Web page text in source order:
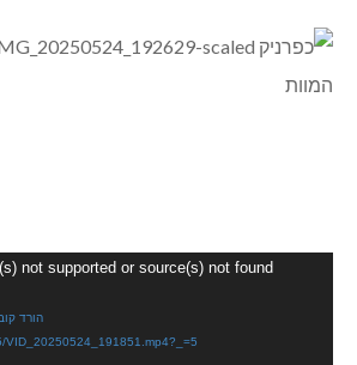
not supported or source(s) not found
VID_20250524_191851.mp4?_=5